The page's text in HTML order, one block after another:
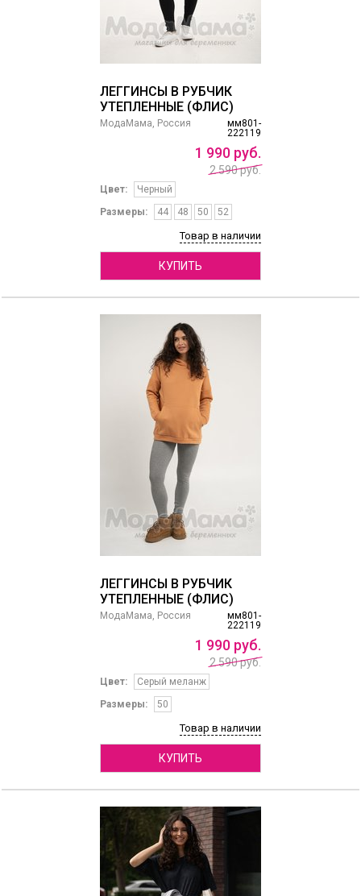
ЛЕГГИНСЫ В РУБЧИК
УТЕПЛЕННЫЕ (ФЛИС)
мм801-
222119
МодаМама, Россия
1 990 руб.
2 590 руб.
Цвет:
Черный
Размеры:
44 48 50 52
Товар в наличии
КУПИТЬ
ЛЕГГИНСЫ В РУБЧИК
УТЕПЛЕННЫЕ (ФЛИС)
мм801-
222119
МодаМама, Россия
1 990 руб.
2 590 руб.
Цвет:
Серый меланж
Размеры:
50
Товар в наличии
КУПИТЬ